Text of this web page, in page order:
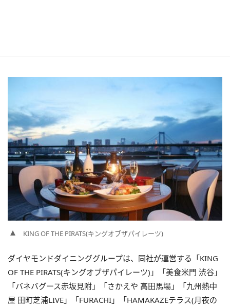
KING OF THE PIRATS(キングオブザパイレーツ)
ダイヤモンドダイニンググループは、同社が運営する「KING
OF THE PIRATS(キングオブザパイレーツ)」「美食米門 渋谷」
「バネバグース赤坂見附」「さかえや 高田馬場」「九州熱中
屋 田町芝浦LIVE」「FURACHI」「HAMAKAZEテラス(月夜の